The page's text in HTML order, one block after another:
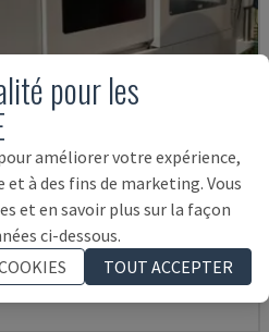
HRS
145.000 €
pour les
améliorer votre expérience,
à des fins de marketing. Vous
et en savoir plus sur la façon
ci-dessous.
TOUT ACCEPTER